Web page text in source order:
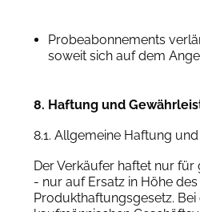
Probeabonnements
soweit sich auf dem
8. Haftung und
8.1. Allgemeine Haftung
Der Verkäufer haftet nur
- nur auf Ersatz in Höhe
Produkthaftungsgesetz.